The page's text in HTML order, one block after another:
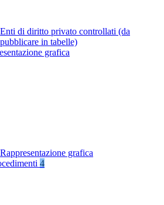
Enti di diritto privato controllati (da
pubblicare in tabelle)
grafica
Rappresentazione grafica
4